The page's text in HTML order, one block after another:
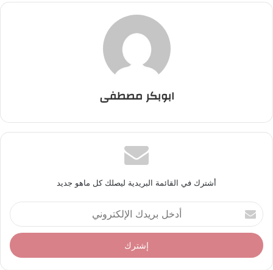
ابوبكر مصطفى
أشترك في القائمة البريدية ليصلك كل ماهو جديد
أ
د
خ
ل